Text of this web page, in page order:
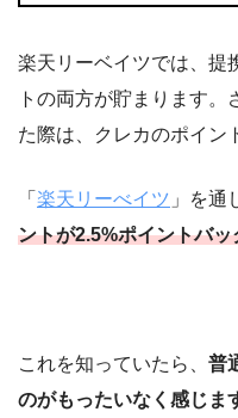
楽天リーベイツでは、提
トの両方が貯まります
た際は、クレカのポイン
「 楽天リーべイツ 」を通
ントが2.5%ポイントバッ
これを知っていたら、 普
のがもったいなく感じま